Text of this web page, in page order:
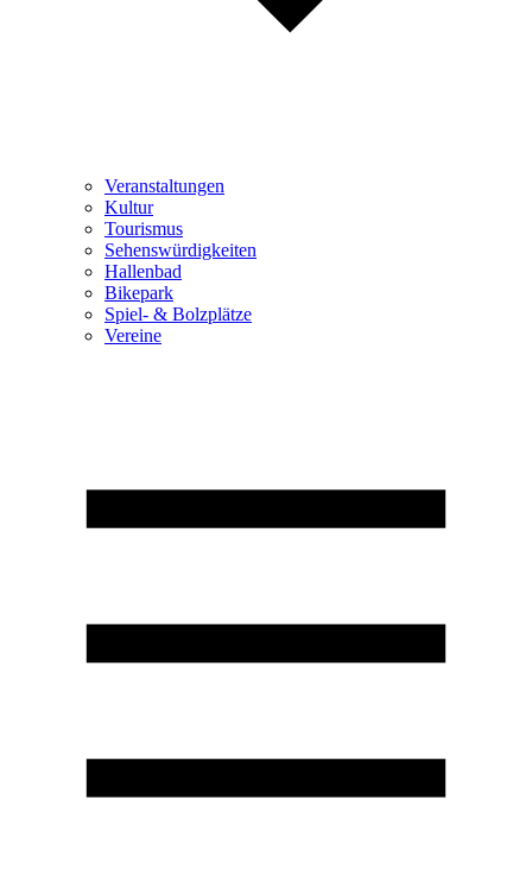
Veranstaltungen
Kultur
Tourismus
Sehenswürdigkeiten
Hallenbad
Bikepark
Spiel- & Bolzplätze
Vereine